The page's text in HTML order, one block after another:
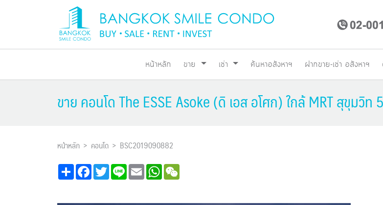
หน้าหลัก ขาย เช่า ค้นหาอสังหาฯ ฝากขาย-เช่า อสังหาฯ
ขาย คอนโด The ESSE Asoke (ดิ เอส อโศก) ใกล้ MRT สุขุมวิท
หน้าหลัก คอนโด
BSC2019090882
Share FacebookTwitterLine Email WhatsApp